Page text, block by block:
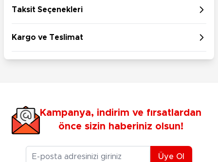
Taksit Seçenekleri
Kargo ve Teslimat
Kampanya, indirim ve fırsatlardan
önce sizin haberiniz olsun!
E-posta Adresiniz
Üye Ol